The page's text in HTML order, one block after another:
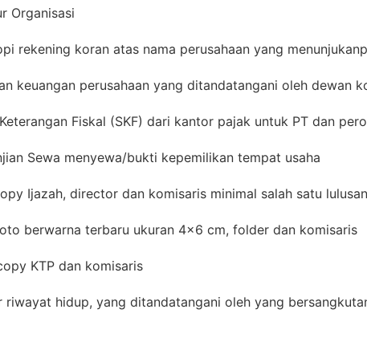
Organisasi
rekening koran atas nama perusahaan yang
keuangan perusahaan yang ditandatangani oleh dewan
Fiskal (SKF) dari kantor pajak untuk PT dan
Sewa menyewa/bukti kepemilikan tempat usaha
Ijazah, director dan komisaris minimal salah satu
berwarna terbaru ukuran 4×6 cm, folder dan komisaris
KTP dan komisaris
riwayat hidup, yang ditandatangani oleh yang